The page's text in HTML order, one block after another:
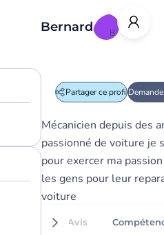
B
Bernard
Partager ce profil
Mécanicien depuis des
passionné de voiture je
pour exercer ma
les gens pour leur
voiture
Avis